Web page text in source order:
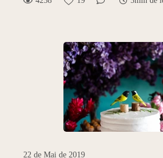
22 de Mai de 2019